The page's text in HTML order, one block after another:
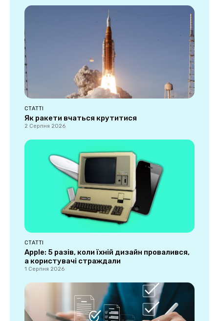
СТАТТІ
Як ракети вчаться крутитися
2 Серпня 2026
СТАТТІ
Apple: 5 разів, коли їхній дизайн провалився,
а користувачі страждали
1 Серпня 2026